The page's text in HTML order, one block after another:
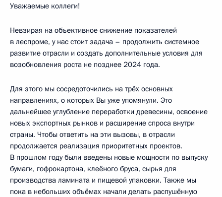
Уважаемые коллеги!
Невзирая на объективное снижение показателей
в леспроме, у нас стоит задача – продолжить системное
развитие отрасли и создать дополнительные условия для
возобновления роста не позднее 2024 года.
Для этого мы сосредоточились на трёх основных
направлениях, о которых Вы уже упомянули. Это
дальнейшее углубление переработки древесины, освоение
новых экспортных рынков и расширение спроса внутри
страны. Чтобы ответить на эти вызовы, в отрасли
продолжается реализация приоритетных проектов.
В прошлом году были введены новые мощности по выпуску
бумаги, гофрокартона, клеёного бруса, сырья для
производства ламината и пищевой упаковки. Также мы
пока в небольших объёмах начали делать распушённую